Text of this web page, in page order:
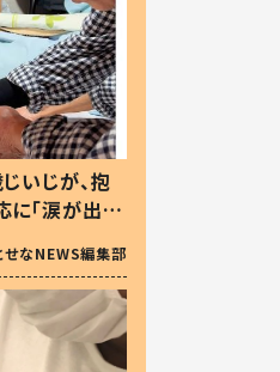
いじが、抱
「涙が出ま
せなNEWS編集部